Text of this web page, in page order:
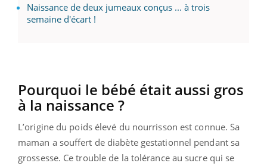
Naissance de deux jumeaux conçus ... à trois
semaine d'écart !
Pourquoi le bébé était aussi gros
à la naissance ?
L’origine du poids élevé du nourrisson est connue. Sa
maman a souffert de diabète gestationnel pendant sa
grossesse. Ce trouble de la tolérance au sucre qui se